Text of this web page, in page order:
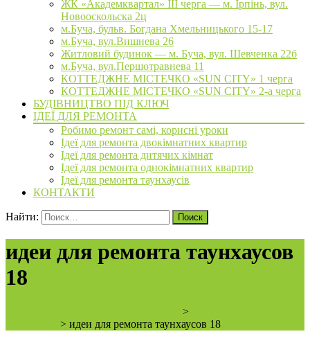
ЖК «Академквартал» III черга — м. Ірпінь, вул.
Новооскольска 2ц
м.Буча, бульв. Богдана Хмельницького 15-17
м.Буча, вул.Вишнева 26
Житловий будинок — м. Буча, вул. Шевченка 22б
м.Буча, вул.Першотравнева 11
КОТТЕДЖНЕ МІСТЕЧКО «SUN CITY» 1 черга
КОТТЕДЖНЕ МІСТЕЧКО «SUN CITY» 2-а черга
БУДІВНИЦТВО ПІД КЛЮЧ
ІДЕЇ ДЛЯ РЕМОНТА
Робимо ремонт самі, корисні уроки
Ідеї для ремонта двокімнатних квартир
Ідеї для ремонта дитячих кімнат
Ідеї для ремонта однокімнатних квартир
Ідеї для ремонта таунхаусів
КОНТАКТИ
Найти:
идеи для ремонта таунхаусов
18
>
> идеи для ремонта таунхаусов 18